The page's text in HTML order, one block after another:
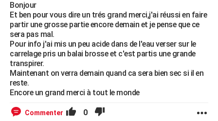
Bonjour
Et ben pour vous dire un trés grand merci,j'ai réussi en faire
partir une grosse partie encore demain et je pense que ce
sera pas mal.
Pour info j'ai mis un peu acide dans de l'eau verser sur le
carrelage pris un balai brosse et c'est partis une grande
transpirer.
Maintenant on verra demain quand ca sera bien sec si il en
reste.
Encore un grand merci à tout le monde
Commenter 0